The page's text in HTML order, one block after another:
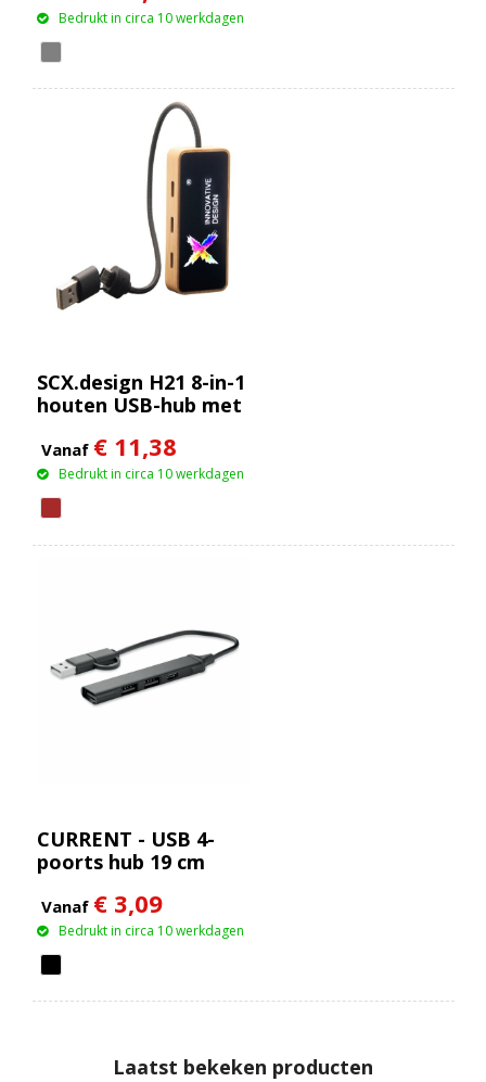
Bedrukt in circa 10 werkdagen
SCX.design H21 8-in-1
houten USB-hub met
poorten
Vanaf € 11,38
Bedrukt in circa 10 werkdagen
CURRENT - USB 4-
poorts hub 19 cm
Vanaf € 3,09
Bedrukt in circa 10 werkdagen
Laatst bekeken producten